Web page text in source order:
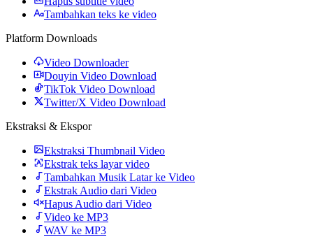
Tambahkan teks ke video
Platform Downloads
Video Downloader
Douyin Video Download
TikTok Video Download
Twitter/X Video Download
Ekstraksi & Ekspor
Ekstraksi Thumbnail Video
Ekstrak teks layar video
Tambahkan Musik Latar ke Video
Ekstrak Audio dari Video
Hapus Audio dari Video
Video ke MP3
WAV ke MP3